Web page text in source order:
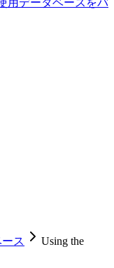
用 データベースをバ
ス
Using the